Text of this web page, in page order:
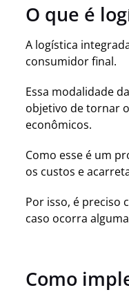
O que é
A logística
consumidor final.
Essa modalidade
objetivo de tornar
econômicos.
Como esse é um
os custos e
Por isso, é preciso
caso ocorra
Como